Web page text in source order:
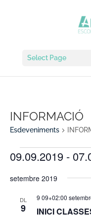
Select Page
INFORMACIÓ
Esdeveniments
09.09.2019 -
una
setembre 2019
DL
9 INICI
9 09+02:00